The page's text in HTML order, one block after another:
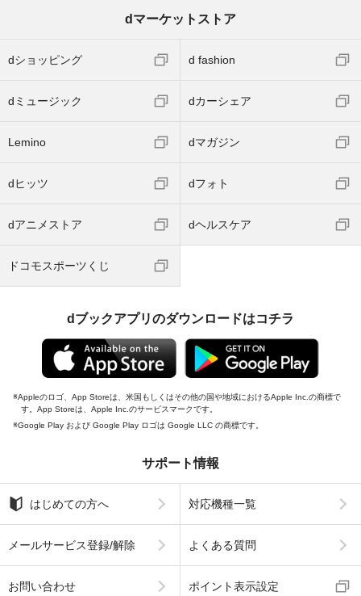
dマーケットストア
dショッピング d fashion
dミュージック dカーシェア
Lemino dマガジン
dヒッツ dフォト
dアニメストア dヘルスケア
ドコモスポーツくじ
dブックアプリのダウンロードはコチラ
Appleのロゴ、App Storeは、米国もしくはその他の国や地域におけるApple Inc.の商標で
す。App Storeは、Apple Inc.のサービスマークです。
Google Play および Google Play ロゴは Google LLC の商標です。
サポート情報
はじめての方へ 対応機種一覧
メールサービス登録/解除 よくある質問
お問い合わせ ポイント表示設定